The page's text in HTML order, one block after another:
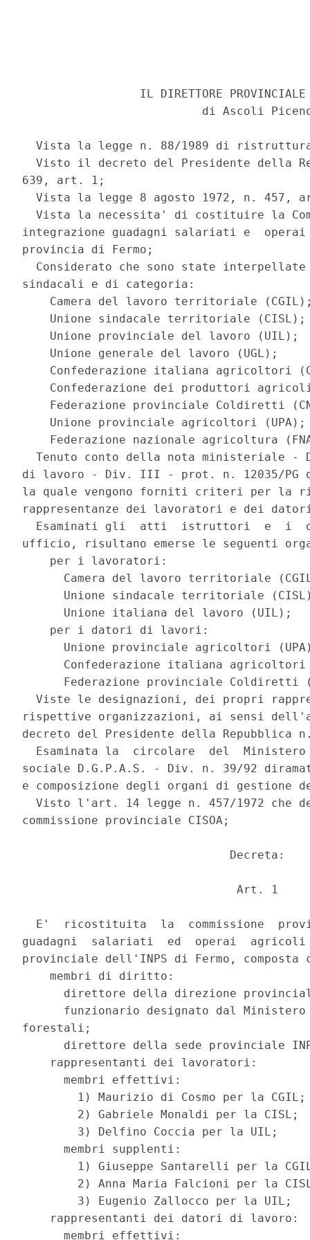
IL DIRETTORE
di Ascoli
Vista la legge n. 88/1989 di
Visto il decreto del Presidente della
639, art. 1;
Vista la legge 8 agosto 1972, n. 457,
Vista la necessita' di costituire la
integrazione guadagni salariati e
provincia di Fermo;
Considerato che sono state
sindacali e di categoria:
Camera del lavoro territoriale
Unione sindacale territoriale
    Unione provinciale del lavoro (UIL);
    Unione generale del lavoro (UGL);
Confederazione italiana agricoltori
Confederazione dei produttori
Federazione provinciale Coldiretti
Unione provinciale agricoltori
Federazione nazionale agricoltura
Tenuto conto della nota ministeriale -
di lavoro - Div. III - prot. n. 12035/PG
la quale vengono forniti criteri per la
rappresentanze dei lavoratori e dei
Esaminati gli  atti  istruttori  e  i
ufficio, risultano emerse le seguenti
    per i lavoratori:
Camera del lavoro territoriale
Unione sindacale territoriale
      Unione italiana del lavoro (UIL);
    per i datori di lavori:
Unione provinciale agricoltori
Confederazione italiana
Federazione provinciale Coldiretti
Viste le designazioni, dei propri
rispettive organizzazioni, ai sensi
decreto del Presidente della Repubblica
Esaminata la  circolare  del
sociale D.G.P.A.S. - Div. n. 39/92
e composizione degli organi di gestione
Visto l'art. 14 legge n. 457/1972 che
commissione provinciale CISOA;
                              Decreta:
                               Art. 1
E'  ricostituita  la  commissione
guadagni  salariati  ed  operai  agricoli
provinciale dell'INPS di Fermo, composta
    membri di diritto:
direttore della direzione
funzionario designato dal
forestali;
direttore della sede provinciale
    rappresentanti dei lavoratori:
      membri effettivi:
1) Maurizio di Cosmo per la
        2) Gabriele Monaldi per la CISL;
        3) Delfino Coccia per la UIL;
      membri supplenti:
1) Giuseppe Santarelli per la
2) Anna Maria Falcioni per la
        3) Eugenio Zallocco per la UIL;
    rappresentanti dei datori di lavoro:
      membri effettivi: